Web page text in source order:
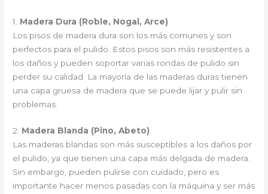
1. Madera Dura (Roble, Nogal, Arce)
Los pisos de madera dura son los más comunes y son
perfectos para el pulido. Estos pisos son más resistentes a
los daños y pueden soportar varias rondas de pulido sin
perder su calidad. La mayoría de las maderas duras tienen
una capa gruesa de madera que se puede lijar y pulir sin
problemas.
2. Madera Blanda (Pino, Abeto)
Las maderas blandas son más susceptibles a los daños por
el pulido, ya que tienen una capa más delgada de madera.
Sin embargo, pueden pulirse con cuidado, pero es
importante hacer menos pasadas con la máquina y ser más